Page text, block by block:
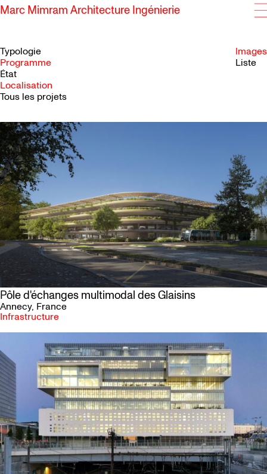
SKIP TO CONTENT
Marc Mimram Architecture Ingénierie
Typologie
Programme
État
Localisation
Tous les projets
Images
Liste
Pôle d'échanges multimodal des Glaisins
Annecy, France
Infrastructure